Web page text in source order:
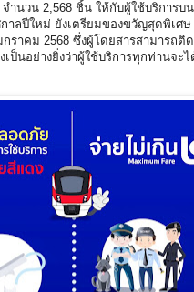
ำนวน 2,568 ชิ้น ให้กับผู้ใช้บริการ
าลปีใหม่ ยังเตรียมของขวัญสุดพิเ
าคม 2568 ซึ่งผู้โดยสารสามารถ
ป็นอย่างยิ่งว่าผู้ใช้บริการทุกท่านจ